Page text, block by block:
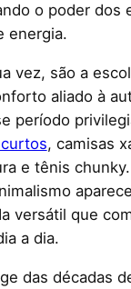
o poder dos
energia.
vez, são a
aliado à
período
, camisas
e tênis
versátil que
a dia.
das décadas